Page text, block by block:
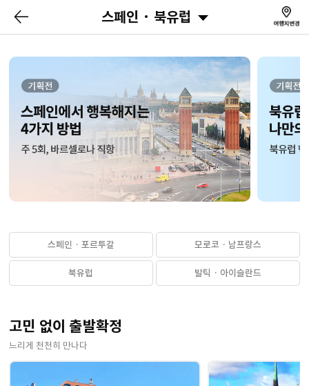
스페인 · 북유럽
스페인 · 포르투갈 모로코 · 남프랑스
북유럽 발틱 · 아이슬란드
고민 없이 출발확정
느리게 천천히 만나다